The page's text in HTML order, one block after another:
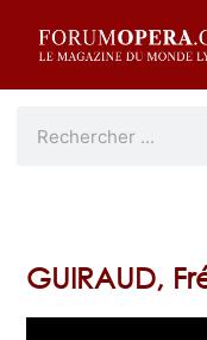
GUIRAUD,